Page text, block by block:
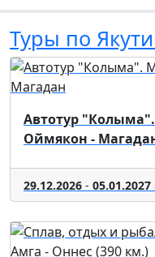
Туры по
Автотур
Оймякон -
29.12.2026 - 05.01.2027